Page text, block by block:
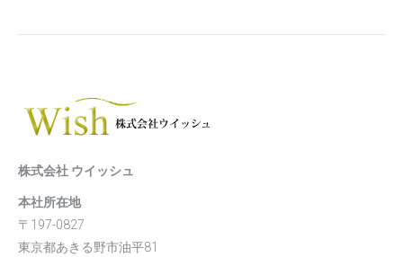
株式会社 ウイッシュ
本社所在地
〒197-0827
東京都あきる野市油平81